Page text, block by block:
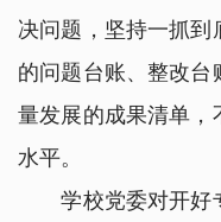
决问题，坚持一抓
的问题台账、整改
量发展的成果清单，
水平。
学校党委对开好